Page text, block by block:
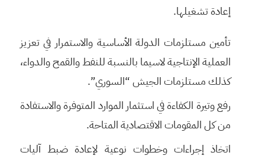
إعادة تشغيلها.
تأمين مستلزمات الدولة الأساسية والاستمرار في تعزيز
العملية الإنتاجية لاسيما بالنسبة للنفط والقمح والدواء،
كذلك مستلزمات الجيش “السوري”.
رفع وتيرة الكفاءة في استثمار الموارد المتوفرة والاستفادة
من كل المقومات الاقتصادية المتاحة.
اتخاذ إجراءات وخطوات نوعية لإعادة ضبط آليات